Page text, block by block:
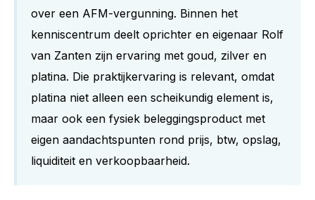
over een AFM-vergunning. Binnen het
kenniscentrum deelt oprichter en eigenaar Rolf
van Zanten zijn ervaring met goud, zilver en
platina. Die praktijkervaring is relevant, omdat
platina niet alleen een scheikundig element is,
maar ook een fysiek beleggingsproduct met
eigen aandachtspunten rond prijs, btw, opslag,
liquiditeit en verkoopbaarheid.